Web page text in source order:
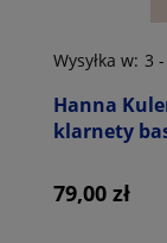
Hanna
klarnety
Wysyłka w: 3
79,00 zł